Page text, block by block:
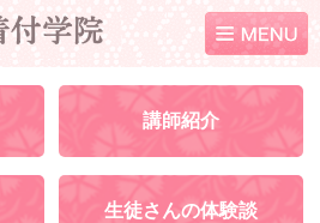
講師紹介
生徒さんの体験談